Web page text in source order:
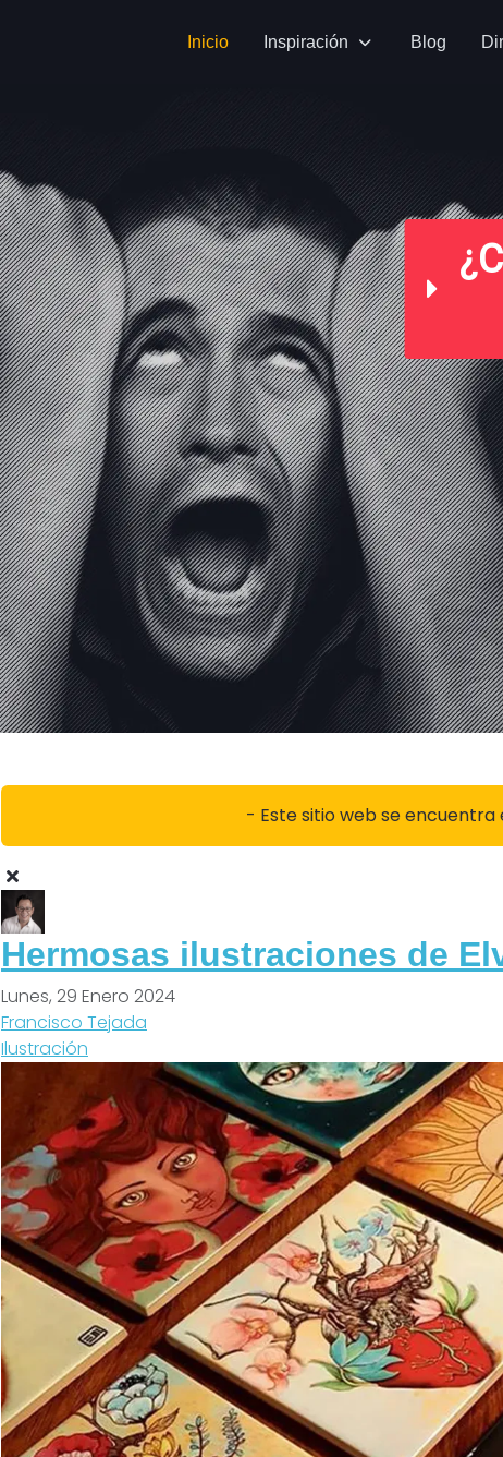
Inicio Inspiración Blog
- Este sitio web se encuentra
Hermosas ilustraciones de
Lunes, 29 Enero 2024
Francisco Tejada
Ilustración